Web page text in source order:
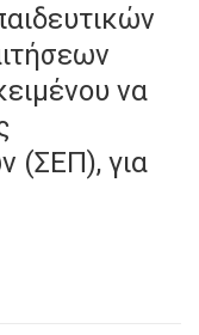
να
(ΣΕΠ), για